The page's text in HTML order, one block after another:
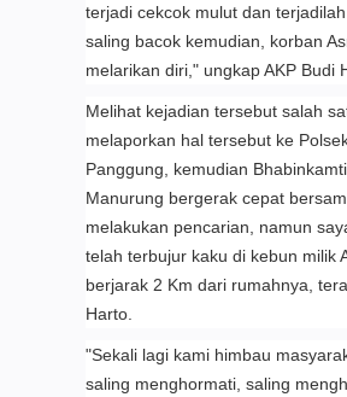
terjadi cekcok mulut dan
saling bacok kemudian, korban
melarikan diri," ungkap AKP Budi
Melihat kejadian tersebut salah
melaporkan hal tersebut ke
Panggung, kemudian
Manurung bergerak cepat
melakukan pencarian, namun
telah terbujur kaku di kebun milik
berjarak 2 Km dari rumahnya,
Harto.
"Sekali lagi kami himbau
saling menghormati, saling